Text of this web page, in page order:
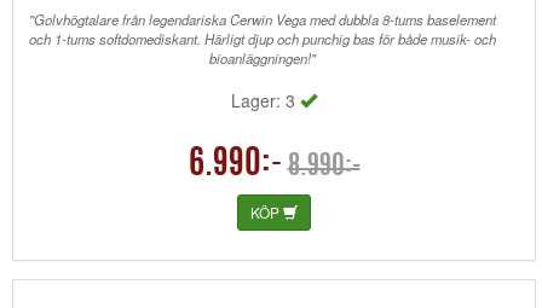
"Golvhögtalare från legendariska Cerwin Vega med dubbla 8-tums baselement
och 1-tums softdomediskant. Härligt djup och punchig bas för både musik- och
bioanläggningen!"
Lager: 3
6.990:- 8.990:-
KÖP